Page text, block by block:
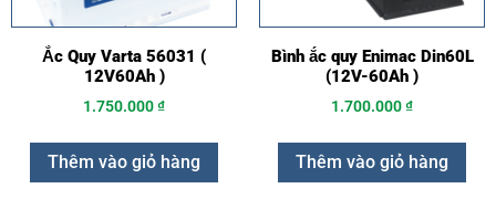
Ắc Quy Varta 56031 (
12V60Ah )
1.750.000₫
Thêm vào giỏ hàng
Bình ắc quy Enimac Din60L
(12V-60Ah )
1.700.000₫
Thêm vào giỏ hàng